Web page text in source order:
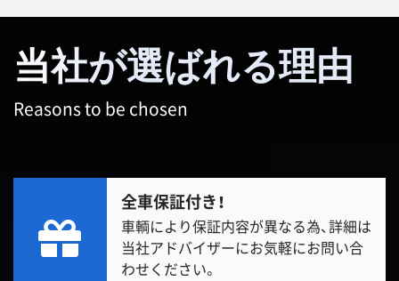
当社が選ばれる理由
Reasons to be chosen
全車保証付き！
車輌により保証内容が異なる為、詳細は
当社アドバイザーにお気軽にお問い合
わせください。